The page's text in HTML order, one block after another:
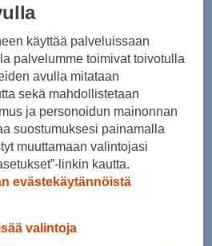
ostoskoriin
tilaa myymälästä
käyttää palveluissaan
palvelumme toimivat toivotulla
avulla mitataan
sekä mahdollistetaan
ja personoidun mainonnan
suostumuksesi painamalla
muuttamaan valintojasi
linkin kautta.
evästekäytännöistä
valintoja